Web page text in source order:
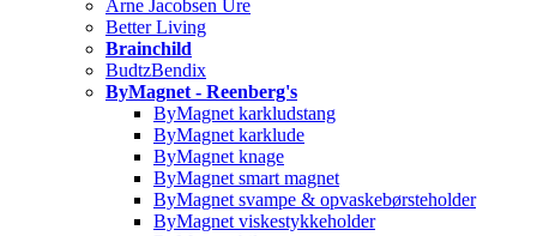
Arne Jacobsen Ure
Better Living
Brainchild
BudtzBendix
ByMagnet - Reenberg's
ByMagnet karkludstang
ByMagnet karklude
ByMagnet knage
ByMagnet smart magnet
ByMagnet svampe & opvaskebørsteholder
ByMagnet viskestykkeholder